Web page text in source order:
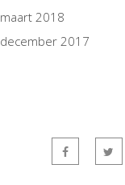
maart 2018
december 2017